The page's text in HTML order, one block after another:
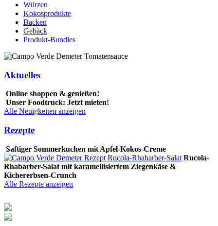
Würzen
Kokosprodukte
Backen
Gebäck
Produkt-Bundles
Aktuelles
Online shoppen & genießen!
Unser Foodtruck: Jetzt mieten!
Alle Neuigkeiten anzeigen
Rezepte
Saftiger Sommerkuchen mit Apfel-Kokos-Creme
Rucola-
Rhabarber-Salat mit karamellisiertem Ziegenkäse &
Kichererbsen-Crunch
Alle Rezepte anzeigen